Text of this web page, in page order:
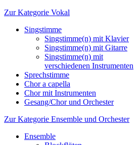
Zur Kategorie Vokal
Singstimme
Singstimme(n) mit Klavier
Singstimme(n) mit Gitarre
Singstimme(n) mit
verschiedenen Instrumenten
Sprechstimme
Chor a capella
Chor mit Instrumenten
Gesang/Chor und Orchester
Zur Kategorie Ensemble und Orchester
Ensemble